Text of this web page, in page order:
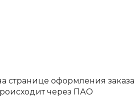
странице оформления заказа
через ПАО